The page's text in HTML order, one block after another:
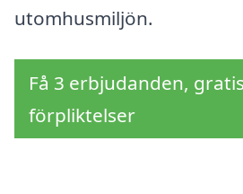
utomhusmiljön.
Få 3 erbjudanden,
förpliktelser